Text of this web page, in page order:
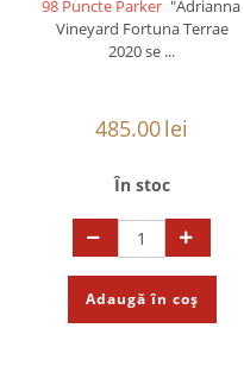
98 Puncte Parker "Adrianna
Vineyard Fortuna Terrae
2020 se ...
485.00lei
În stoc
Adaugă în coș